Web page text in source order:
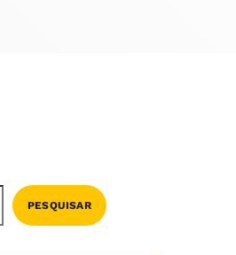
PESQUISAR